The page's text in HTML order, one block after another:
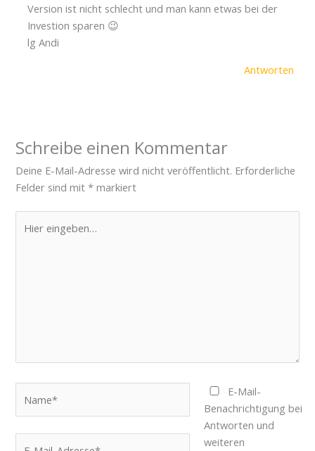
Version ist nicht schlecht und man kann etwas bei der
Investion sparen 😉
lg Andi
Antworten
Schreibe einen Kommentar
Deine E-Mail-Adresse wird nicht veröffentlicht. Erforderliche
Felder sind mit* markiert
eingeben…
E-Mail-
Benachrichtigung bei
Antworten und
weiteren